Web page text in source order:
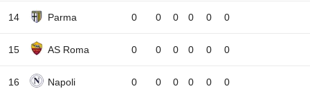
14 Parma 0 0 0 0 0 0
15 AS Roma 0 0 0 0 0 0
16 Napoli 0 0 0 0 0 0